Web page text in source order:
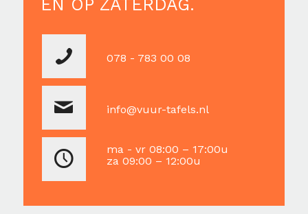
EN OP ZATERDAG.
078 - 783 00 08
info@vuur-tafels.nl
ma - vr 08:00 – 17:00u
za 09:00 – 12:00u